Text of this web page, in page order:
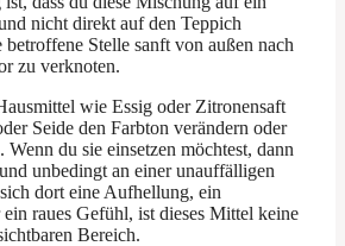
nicht direkt auf den Teppich
betroffene Stelle sanft von außen nach
zu verknoten.
wie Essig oder Zitronensaft
Seide den Farbton verändern oder
Wenn du sie einsetzen möchtest, dann
unbedingt an einer unauffälligen
dort eine Aufhellung, ein
raues Gefühl, ist dieses Mittel keine
Bereich.